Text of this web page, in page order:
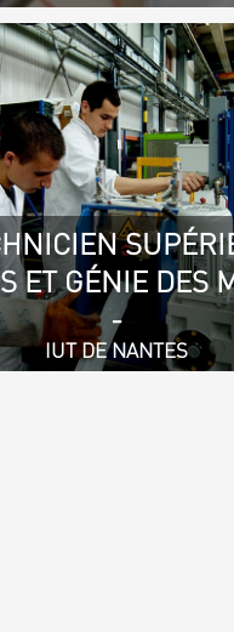
ET GÉNIE DES
-
IUT DE NANTES